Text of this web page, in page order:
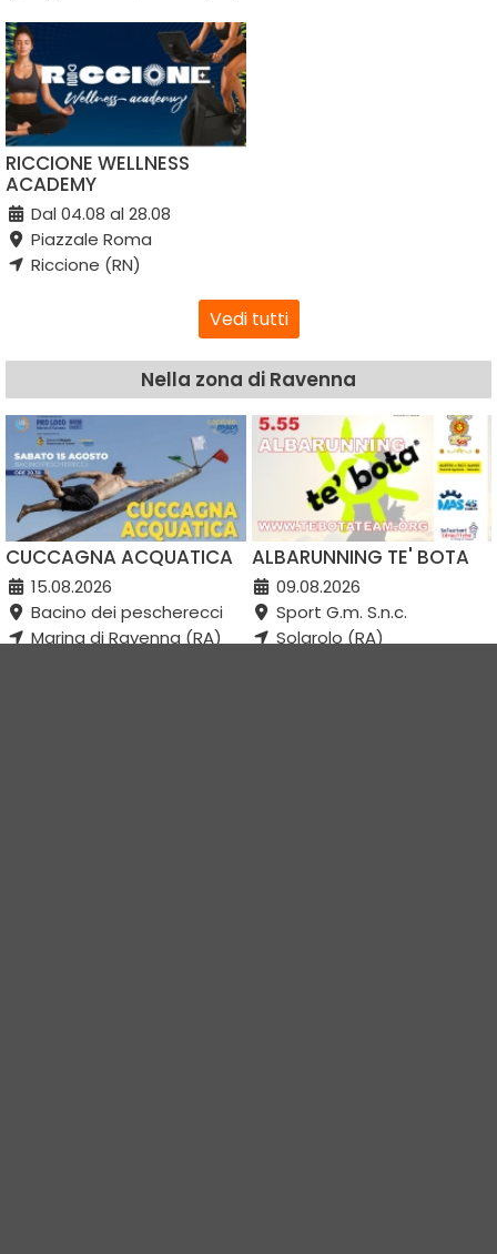
RICCIONE WELLNESS
ACADEMY
Dal 04.08 al 28.08
Piazzale Roma
Riccione (RN)
Vedi tutti
Nella zona di Ravenna
CUCCAGNA ACQUATICA
15.08.2026
Bacino dei pescherecci
Marina di Ravenna (RA)
ALBARUNNING TE' BOTA
09.08.2026
Sport G.m. S.n.c.
Solarolo (RA)